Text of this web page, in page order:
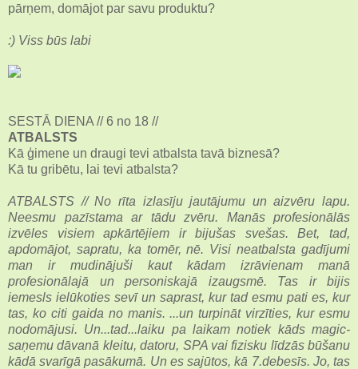
pārņem, domājot par savu produktu?
:) Viss būs labi
SESTĀ DIENA // 6 no 18 //
ATBALSTS
Kā ģimene un draugi tevi atbalsta tavā biznesā?
Kā tu gribētu, lai tevi atbalsta?
ATBALSTS // No rīta izlasīju jautājumu un aizvēru lapu.
Neesmu pazīstama ar tādu zvēru. Manās profesionālās
izvēles visiem apkārtējiem ir bijušas svešas. Bet, tad,
apdomājot, sapratu, ka tomēr, nē. Visi neatbalsta gadījumi
man ir mudinājuši kaut kādam izrāvienam manā
profesionālajā un personiskajā izaugsmē. Tas ir bijis
iemesls ielūkoties sevī un saprast, kur tad esmu pati es, kur
tas, ko citi gaida no manis. ...un turpināt virzīties, kur esmu
nodomājusi. Un...tad...laiku pa laikam notiek kāds magic-
saņemu dāvanā kleitu, datoru, SPA vai fizisku līdzās būšanu
kādā svarīgā pasākumā. Un es sajūtos, kā 7.debesīs. Jo, tas